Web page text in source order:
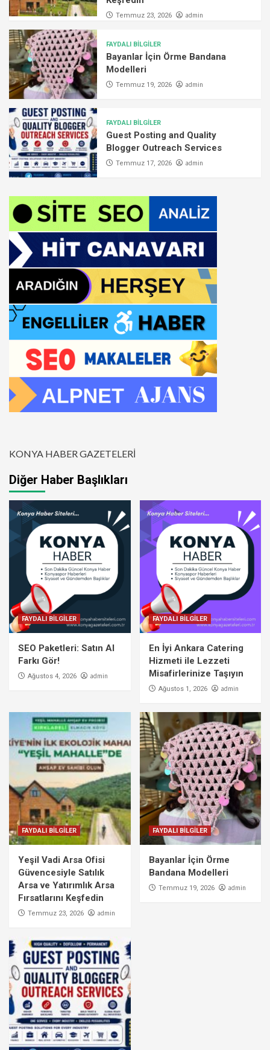
Temmuz 23, 2026 admin
FAYDALI BİLGİLER
Bayanlar İçin Örme Bandana
Modelleri
Temmuz 19, 2026 admin
FAYDALI BİLGİLER
Guest Posting and Quality
Blogger Outreach Services
Temmuz 17, 2026 admin
KONYA HABER GAZETELERİ
Diğer Haber Başlıkları
FAYDALI BİLGİLER
SEO Paketleri: Satın Al
Farkı Gör!
Ağustos 4, 2026 admin
FAYDALI BİLGİLER
En İyi Ankara Catering
Hizmeti ile Lezzeti
Misafirlerinize Taşıyın
Ağustos 1, 2026 admin
FAYDALI BİLGİLER
Yeşil Vadi Arsa Ofisi
Güvencesiyle Satılık
Arsa ve Yatırımlık Arsa
Fırsatlarını Keşfedin
Temmuz 23, 2026 admin
FAYDALI BİLGİLER
Bayanlar İçin Örme
Bandana Modelleri
Temmuz 19, 2026 admin